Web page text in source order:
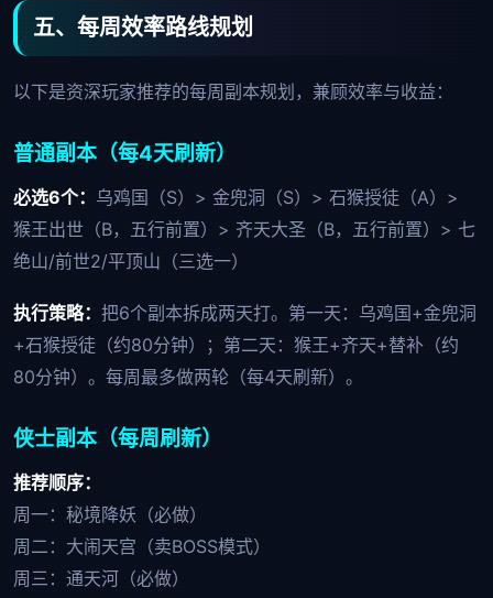
五、每周效率路线规划
以下是资深玩家推荐的每周副本规划，兼顾效率与收益：
普通副本（每4天刷新）
必选6个： 乌鸡国（S）> 金兜洞（S）> 石猴授徒（A）>
猴王出世（B，五行前置）> 齐天大圣（B，五行前置）> 七
绝山/前世2/平顶山（三选一）
执行策略： 把6个副本拆成两天打。第一天：乌鸡国+金兜洞
+石猴授徒（约80分钟）；第二天：猴王+齐天+替补（约
80分钟）。每周最多做两轮（每4天刷新）。
侠士副本（每周刷新）
推荐顺序：
周一：秘境降妖（必做）
周二：大闹天宫（卖BOSS模式）
周三：通天河（必做）